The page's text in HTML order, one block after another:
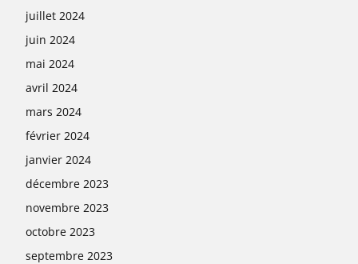
juillet 2024
juin 2024
mai 2024
avril 2024
mars 2024
février 2024
janvier 2024
décembre 2023
novembre 2023
octobre 2023
septembre 2023